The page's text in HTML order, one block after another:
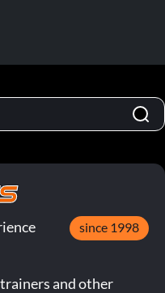
since 1998
and other